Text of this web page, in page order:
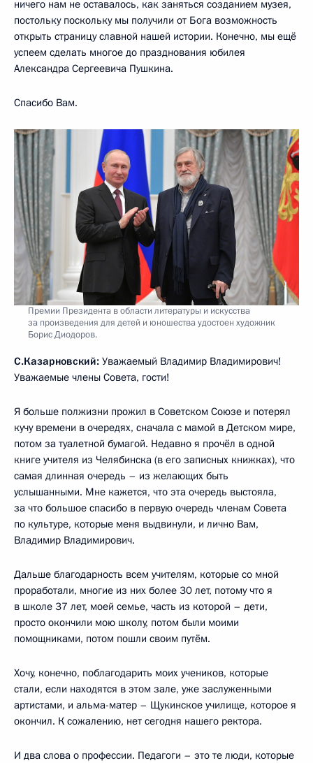
ничего нам не оставалось, как заняться созданием музея,
постольку поскольку мы получили от Бога возможность
открыть страницу славной нашей истории. Конечно, мы ещё
успеем сделать многое до празднования юбилея
Александра Сергеевича Пушкина.
Спасибо Вам.
Премии Президента в области литературы и искусства
за произведения для детей и юношества удостоен художник
Борис Диодоров.
С.Казарновский: Уважаемый Владимир Владимирович!
Уважаемые члены Совета, гости!
Я больше полжизни прожил в Советском Союзе и потерял
кучу времени в очередях, сначала с мамой в Детском мире,
потом за туалетной бумагой. Недавно я прочёл в одной
книге учителя из Челябинска (в его записных книжках), что
самая длинная очередь – из желающих быть
услышанными. Мне кажется, что эта очередь выстояла,
за что большое спасибо в первую очередь членам Совета
по культуре, которые меня выдвинули, и лично Вам,
Владимир Владимирович.
Дальше благодарность всем учителям, которые со мной
проработали, многие из них более 30 лет, потому что я
в школе 37 лет, моей семье, часть из которой – дети,
просто окончили мою школу, потом были моими
помощниками, потом пошли своим путём.
Хочу, конечно, поблагодарить моих учеников, которые
стали, если находятся в этом зале, уже заслуженными
артистами, и альма-матер – Щукинское училище, которое я
окончил. К сожалению, нет сегодня нашего ректора.
И два слова о профессии. Педагоги – это те люди, которые